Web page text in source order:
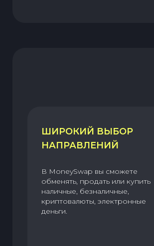
ШИРОКИЙ ВЫБОР
НАПРАВЛЕНИЙ
В MoneySwap вы сможете
обменять, продать или купить
наличные, безналичные,
криптовалюты, электронные
деньги.